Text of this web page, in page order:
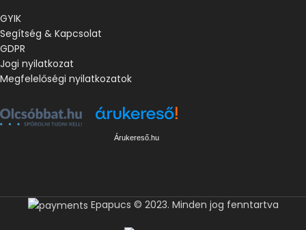
GYIK
Segítség & Kapcsolat
GDPR
Jogi nyilatkozat
Megfelelőségi nyilatkozatok
Árukereső.hu
Epapucs © 2023. Minden jog fenntartva